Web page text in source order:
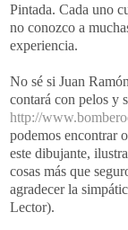
Pintada. Cada uno
no conozco a
experiencia.
No sé si Juan
contará con pelos y
http://
podemos encontrar
este dibujante,
cosas más que
agradecer la
Lector).